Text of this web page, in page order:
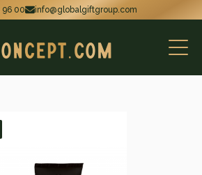
00 info@globalgiftgroup.com